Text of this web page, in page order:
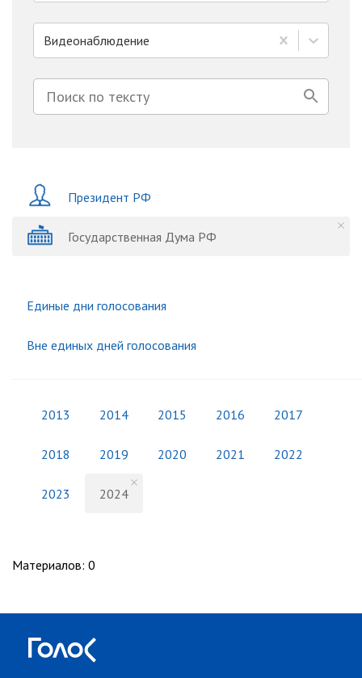
Видеонаблюдение
Президент РФ
Государственная Дума РФ
Единые дни голосования
Вне единых дней голосования
2013 2014 2015 2016 2017
2018 2019 2020 2021 2022
2023 2024
Материалов: 0